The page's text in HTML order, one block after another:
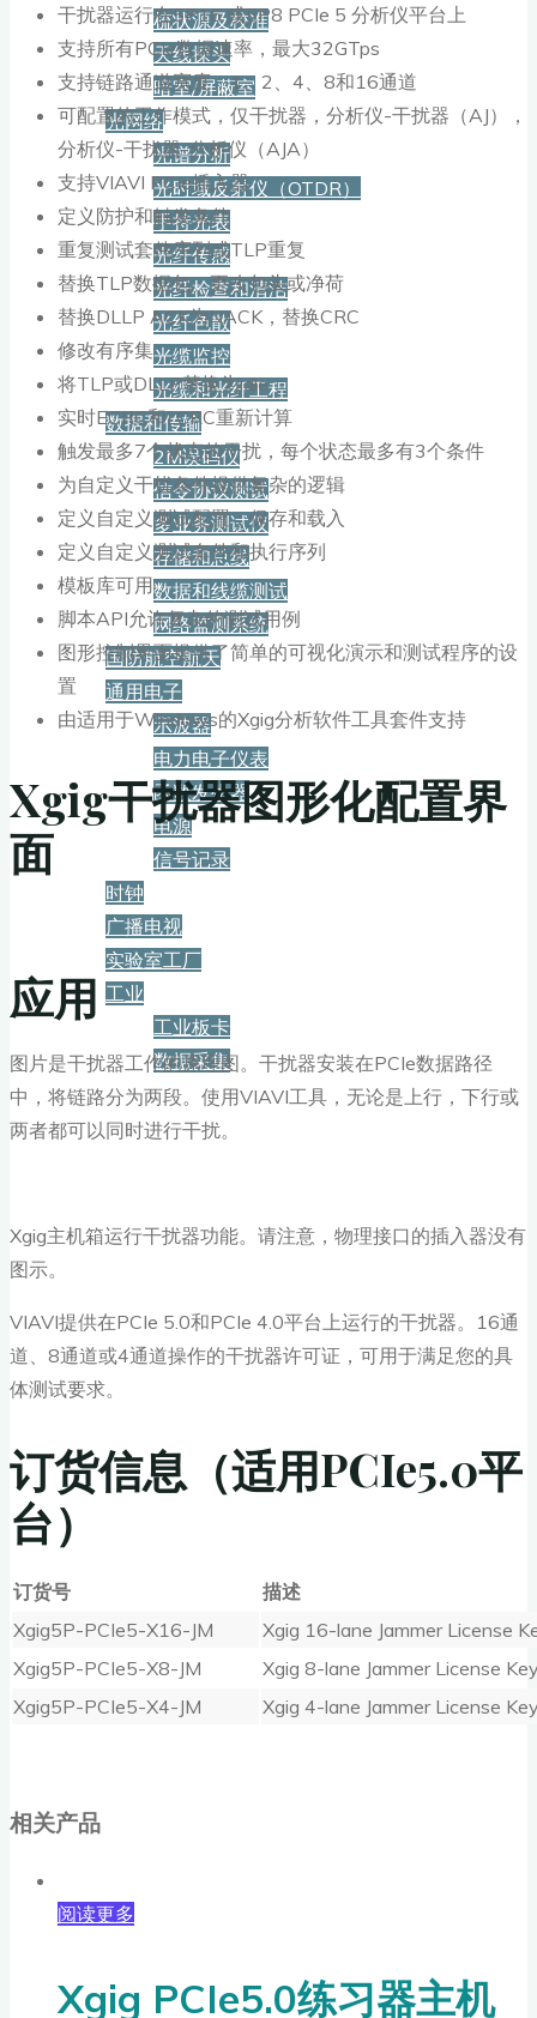
梳状源及校准
天线探头
暗室/屏蔽室
光网络
光谱分析
光时域反射仪（OTDR）
手持光表
光纤传感
光纤检查和清洁
光纤色散
光缆监控
光缆和光纤工程
数据和传输
2M误码仪
信令协议测试
多业务测试仪
存储和总线
数据和线缆测试
网络监测系统
国防航空航天
通用电子
示波器
电力电子仪表
函数发生器
电源
信号记录
时钟
广播电视
实验室工厂
工业
工业板卡
数据采集
服务+保障
博客
干扰器运行在5P16 或5P8 PCIe 5 分析仪平台上
支持所有PCIe数据速率，最大32GTps
支持链路通道宽度，1、2、4、8和16通道
可配置的工作模式，仅干扰器，分析仪-干扰器（AJ），
分析仪-干扰器-分析仪（AJA）
支持VIAVI PCIe插入器
定义防护和触发条件
重复测试套件序列或TLP重复
替换TLP数据包。更改包头或净荷
替换DLLP ACK为NACK，替换CRC
修改有序集
将TLP或DLLP替换为idle
实时ECRC和LCRC重新计算
触发最多7个状态的干扰，每个状态最多有3个条件
为自定义干扰条件提供复杂的逻辑
定义自定义测试配置；保存和载入
定义自定义测试套件和执行序列
模板库可用
脚本API允许复杂的测试用例
图形控制界面提供了简单的可视化演示和测试程序的设
置
由适用于Windows的Xgig分析软件工具套件支持
Xgig干扰器图形化配置界
面
应用
图片是干扰器工作的原理图。干扰器安装在PCIe数据路径
中，将链路分为两段。使用VIAVI工具，无论是上行，下行或
两者都可以同时进行干扰。
Xgig主机箱运行干扰器功能。请注意，物理接口的插入器没有
图示。
VIAVI提供在PCIe 5.0和PCIe 4.0平台上运行的干扰器。16通
道、8通道或4通道操作的干扰器许可证，可用于满足您的具
体测试要求。
订货信息（适用PCIe5.0平
台）
订货号
描述
Xgig5P-PCIe5-X16-JM
Xgig 16-lane Jammer License
Xgig5P-PCIe5-X8-JM
Xgig 8-lane Jammer License
Xgig5P-PCIe5-X4-JM
Xgig 4-lane Jammer License
相关产品
阅读更多
Xgig PCIe5.0练习器主机